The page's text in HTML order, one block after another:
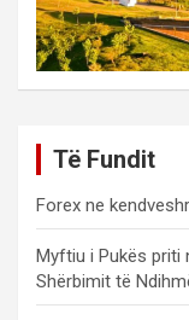
Të Fundit
Forex ne
Myftiu i Pukës priti
Shërbimit të